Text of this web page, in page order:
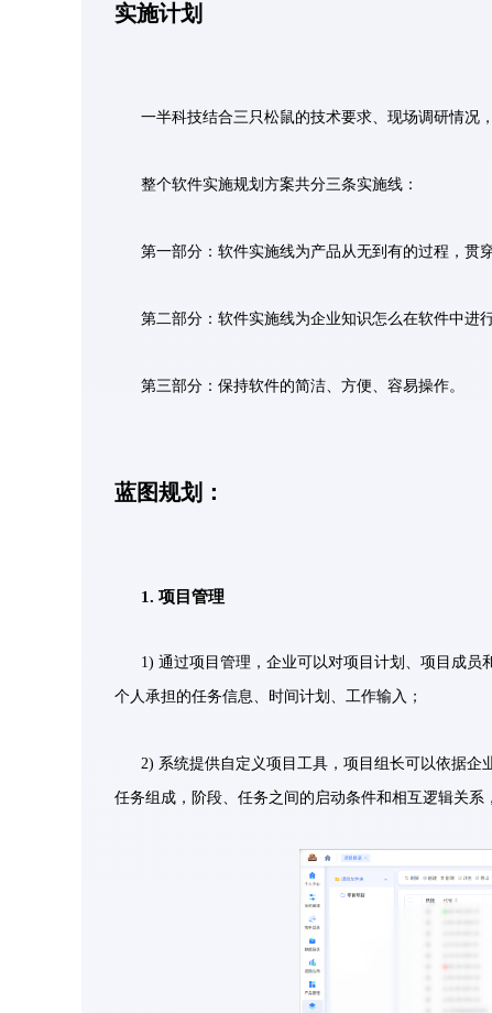
实施计划
一半科技结合三只松鼠的技术要求、现场调研情况
整个软件实施规划方案共分三条实施线：
第一部分：软件实施线为产品从无到有的过程，贯
第二部分：软件实施线为企业知识怎么在软件中进
第三部分：保持软件的简洁、方便、容易操作。
蓝图规划：
1. 项目管理
1) 通过项目管理，企业可以对项目计划、项目成
个人承担的任务信息、时间计划、工作输入；
2) 系统提供自定义项目工具，项目组长可以依据企
任务组成，阶段、任务之间的启动条件和相互逻辑关系